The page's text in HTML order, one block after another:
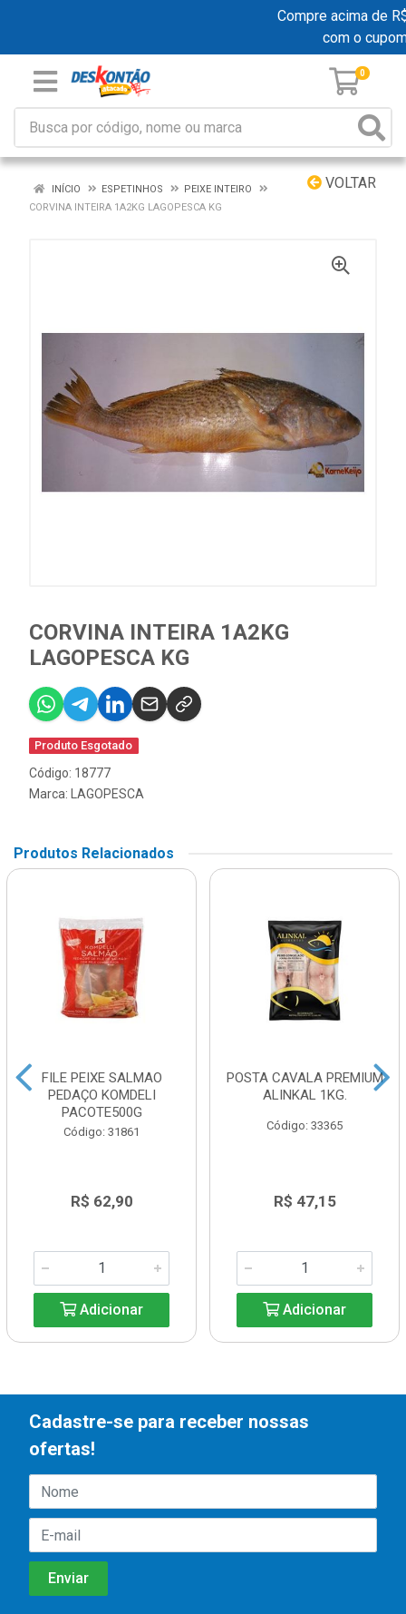
Compre acima de
com o
0
VOLTAR
INÍCIO ESPETINHOS
PEIXE INTEIRO
CORVINA INTEIRA 1A2KG LAGOPESCA KG
CORVINA INTEIRA 1A2KG
LAGOPESCA KG
Produto Esgotado
Código: 18777
Marca:
LAGOPESCA
Produtos Relacionados
FILE PEIXE SALMAO
PEDAÇO KOMDELI
PACOTE500G
Código: 31861
R$ 62,90
Adicionar
POSTA CAVALA PREMIUM
ALINKAL 1KG.
Código: 33365
R$ 47,15
Adicionar
Cadastre-se para receber nossas
ofertas!